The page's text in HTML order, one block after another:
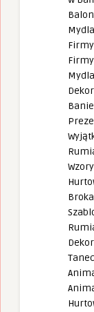
Firmy
Firmy